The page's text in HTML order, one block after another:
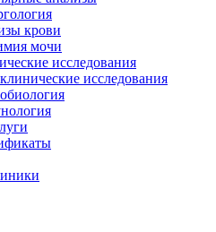
крови
мочи
исследования
исследования